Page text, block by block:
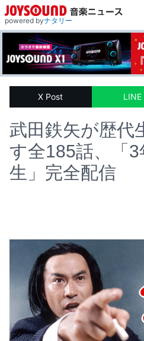
powered byナタリー
X Post LINE
武田鉄矢が歴代
す全185話、「
生」完全配信